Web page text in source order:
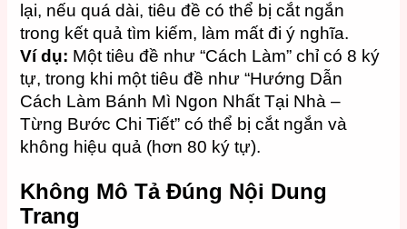
lại, nếu quá dài, tiêu đề có thể bị cắt ngắn
trong kết quả tìm kiếm, làm mất đi ý nghĩa.
Ví dụ: Một tiêu đề như “Cách Làm” chỉ có 8 ký
tự, trong khi một tiêu đề như “Hướng Dẫn
Cách Làm Bánh Mì Ngon Nhất Tại Nhà –
Từng Bước Chi Tiết” có thể bị cắt ngắn và
không hiệu quả (hơn 80 ký tự).
Không Mô Tả Đúng Nội Dung
Trang